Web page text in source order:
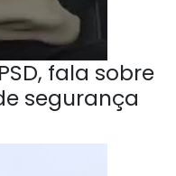
fala sobre
segurança